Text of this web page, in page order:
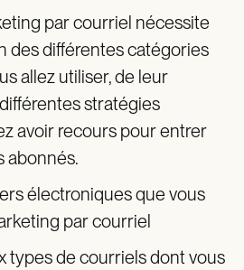
par courriel nécessite
des différentes catégories
allez utiliser, de leur
stratégies
avoir recours pour entrer
abonnés.
électroniques que vous
par courriel
types de courriels dont vous